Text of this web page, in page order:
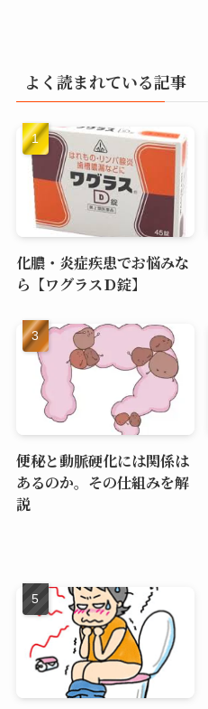
よく読まれている記事
化膿・炎症疾患でお悩みな
ら【ワグラスＤ錠】
便秘と動脈硬化には関係は
あるのか。その仕組みを解
説